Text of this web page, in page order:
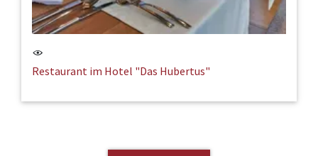
Restaurant im Hotel "Das Hubertus"